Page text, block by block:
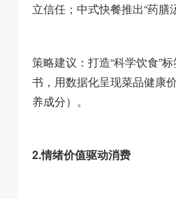
立信任；中式快餐推出“药膳
策略建议：打造“科学饮食”
书，用数据化呈现菜品健康
养成分）。
2.情绪价值驱动消费